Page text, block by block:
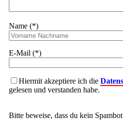
Name (*)
E-Mail (*)
Hiermit akzeptiere ich die
gelesen und verstanden habe.
Bitte beweise, dass du kein